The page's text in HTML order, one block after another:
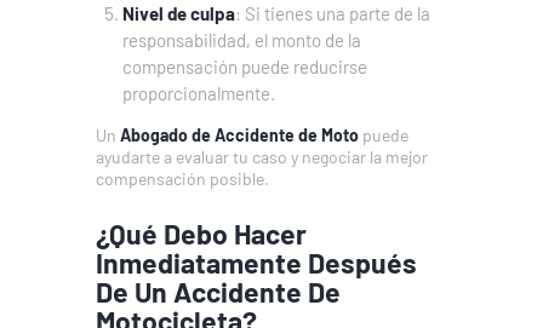
Nivel de culpa: Si tienes una parte de la
responsabilidad, el monto de la
compensación puede reducirse
proporcionalmente.
Un Abogado de Accidente de Moto puede
ayudarte a evaluar tu caso y negociar la mejor
compensación posible.
¿Qué Debo Hacer
Inmediatamente Después
De Un Accidente De
Motocicleta?